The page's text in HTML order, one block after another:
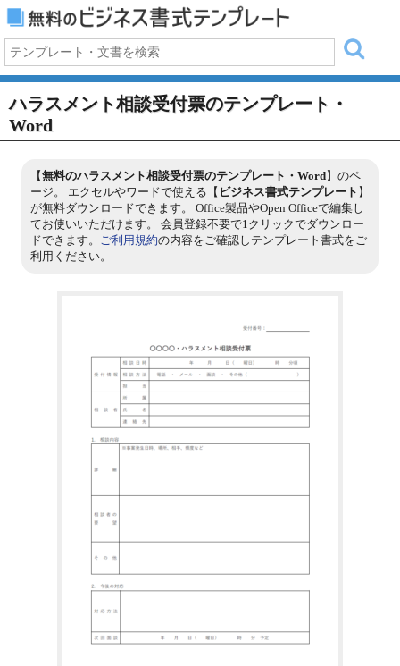
ハラスメント相談受付票のテンプレート・
Word
【無料のハラスメント相談受付票のテンプレート・Word】のペ
ージ。 エクセルやワードで使える【 ビジネス書式テンプレート 】
が無料ダウンロードできます。 Office製品やOpen Officeで編集し
てお使いいただけます。 会員登録不要で1クリックでダウンロー
ドできます。 ご利用規約の内容をご確認しテンプレート書式をご
利用ください。